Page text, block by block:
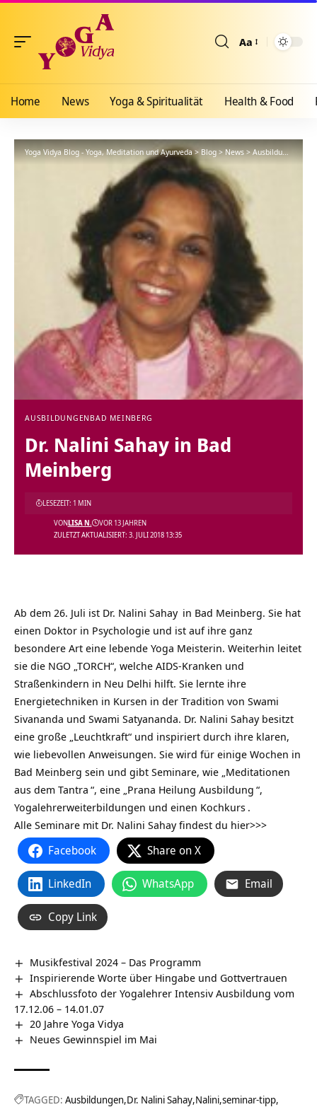
Aa
Home News Yoga & Spiritualität Health & Food
Yoga Vidya Blog - Yoga, Meditation und Ayurveda> Blog>News>Ausbildungen >
AUSBILDUNGEN BAD MEINBERG
Dr. Nalini Sahay in Bad
Meinberg
ZULETZT AKTUALISIERT: 3. JULI 2018 13:35
VONLISA N. VOR 13 JAHREN
LESEZEIT: 1 MIN
Ab dem 26. Juli ist Dr. Nalini Sahay in Bad Meinberg. Sie hat
einen Doktor in Psychologie und ist auf ihre ganz
besondere Art eine lebende Yoga Meisterin. Weiterhin leitet
sie die NGO „TORCH“, welche AIDS-Kranken und
Straßenkindern in Neu Delhi hilft. Sie lernte ihre
Energietechniken in Kursen in der Tradition von Swami
Sivananda und Swami Satyananda. Dr. Nalini Sahay besitzt
eine große „Leuchtkraft“ und inspiriert durch ihre klaren,
wie liebevollen Anweisungen. Sie wird für einige Wochen in
Bad Meinberg sein und gibt Seminare, wie „Meditationen
aus dem Tantra “, eine „Prana Heilung Ausbildung “,
Yogalehrerweiterbildungen und einen Kochkurs .
Alle Seminare mit Dr. Nalini Sahay findest du hier>>>
Facebook Share on X
LinkedIn WhatsApp Email
Copy Link
Musikfestival 2024 – Das Programm
Inspirierende Worte über Hingabe und Gottvertrauen
Abschlussfoto der Yogalehrer Intensiv Ausbildung vom
17.12.06 – 14.01.07
20 Jahre Yoga Vidya
Neues Gewinnspiel im Mai
TAGGED: Ausbildungen Dr. Nalini Sahay Nalini seminar-tipp